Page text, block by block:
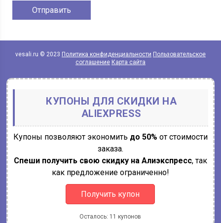
vesali.ru © 2023 Политика конфиденциальности Пользовательское
соглашение Карта сайта
КУПОНЫ ДЛЯ СКИДКИ НА
ALIEXPRESS
Купоны позволяют экономить до 50% от стоимости
заказа.
Спеши получить свою скидку на Алиэкспресс, так
как предложение ограниченно!
Получить купон
Осталось: 11 купонов